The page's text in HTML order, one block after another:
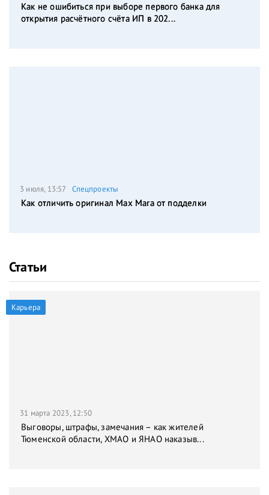
Как не ошибиться при выборе первого банка для
открытия расчётного счёта ИП в 202...
3 июля, 13:57 Спецпроекты
Как отличить оригинал Max Mara от подделки
Статьи
Карьера
31 марта 2023, 12:50
Выговоры, штрафы, замечания – как жителей
Тюменской области, ХМАО и ЯНАО наказыв...